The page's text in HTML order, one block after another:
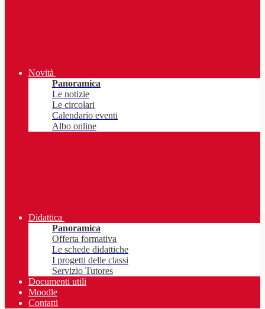
Novità
Panoramica
Le notizie
Le circolari
Calendario eventi
Albo online
Didattica
Panoramica
Offerta formativa
Le schede didattiche
I progetti delle classi
Servizio Tutores
Documenti utili
Moodle
Contatti